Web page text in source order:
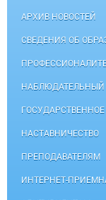
АРХИВ НОВОСТЕЙ
СВЕДЕНИЯ ОБ
НАБЛЮДАТЕЛЬНЫЙ
НАСТАВНИЧЕСТВО
ПРЕПОДАВАТЕЛЯМ
ИНТЕРНЕТ-